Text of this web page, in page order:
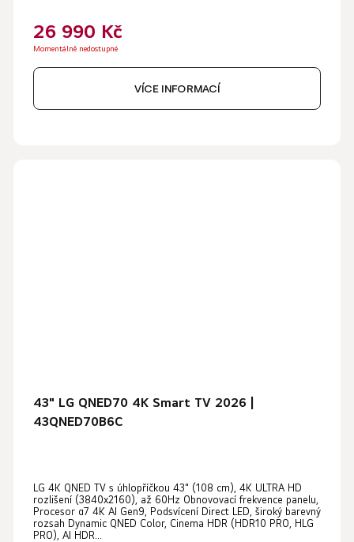
26 990 Kč
Momentálně nedostupné
VÍCE INFORMACÍ
43" LG QNED70 4K Smart TV 2026 |
43QNED70B6C
LG 4K QNED TV s úhlopříčkou 43" (108 cm), 4K ULTRA HD
rozlišení (3840x2160), až 60Hz Obnovovací frekvence panelu,
Procesor α7 4K AI Gen9, Podsvícení Direct LED, široký barevný
rozsah Dynamic QNED Color, Cinema HDR (HDR10 PRO, HLG
PRO), AI HDR...